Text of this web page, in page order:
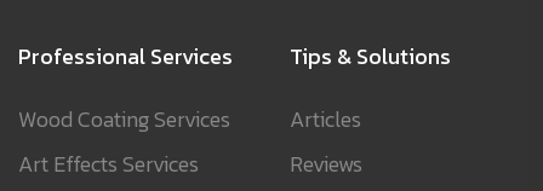
Professional Services
Wood Coating Services
Art Effects Services
Tips & Solutions
Articles
Reviews